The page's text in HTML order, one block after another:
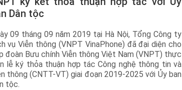
Dân tộc
09 tháng 09 năm 2019 tại Hà Nội, Tổng Công ty
vụ Viễn thông (VNPT VinaPhone) đã đại diện cho
đoàn Bưu chính Viễn thông Việt Nam (VNPT) thực
lễ ký thỏa thuận hợp tác Công nghệ thông tin và
thông (CNTT-VT) giai đoạn 2019-2025 với Ủy ban
tộc.